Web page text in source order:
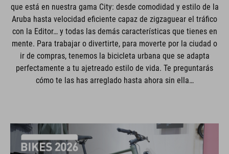
que está en nuestra gama City: desde comodidad y estilo de la
Aruba hasta velocidad eficiente capaz de zigzaguear el tráfico
con la Editor… y todas las demás características que tienes en
mente. Para trabajar o divertirte, para moverte por la ciudad o
ir de compras, tenemos la bicicleta urbana que se adapta
perfectamente a tu ajetreado estilo de vida. Te preguntarás
cómo te las has arreglado hasta ahora sin ella…